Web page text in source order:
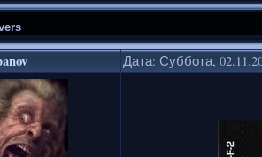
Дата: Суббота,